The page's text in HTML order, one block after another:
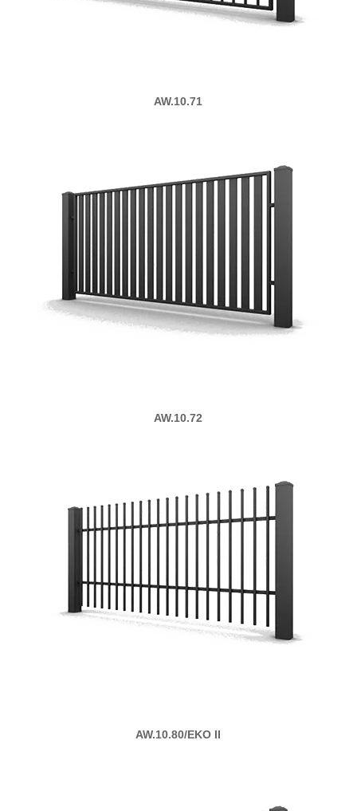
AW.10.71
AW.10.72
AW.10.80/EKO II